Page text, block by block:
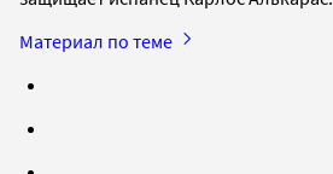
Материал по теме